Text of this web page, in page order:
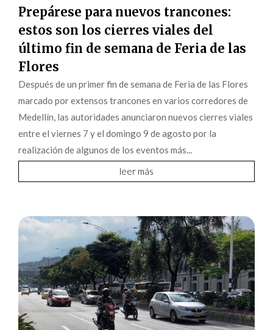
Prepárese para nuevos trancones:
estos son los cierres viales del
último fin de semana de Feria de las
Flores
Después de un primer fin de semana de Feria de las Flores
marcado por extensos trancones en varios corredores de
Medellín, las autoridades anunciaron nuevos cierres viales
entre el viernes 7 y el domingo 9 de agosto por la
realización de algunos de los eventos más...
leer más